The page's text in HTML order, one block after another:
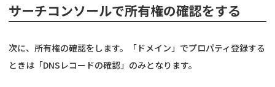
サーチコンソールで所有権の確認をする
次に、所有権の確認をします。「ドメイン」でプロパティ登録する
ときは「DNSレコードの確認」のみとなります。